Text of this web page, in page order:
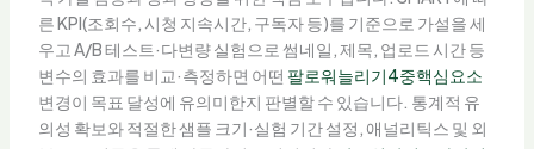
른 KPI(조회수, 시청 지속시간, 구독자 등)를 기준으로 가설을 세
우고 A/B 테스트·다변량 실험으로 썸네일, 제목, 업로드 시간 등
변수의 효과를 비교·측정하면 어떤 팔로워늘리기4중핵심요소
변경이 목표 달성에 유의미한지 판별할 수 있습니다. 통계적 유
의성 확보와 적절한 샘플 크기·실험 기간 설정, 애널리틱스 및 외